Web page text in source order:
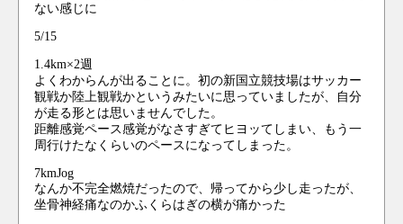
ない感じに
5/15
1.4km×2週
よくわからんが出ることに。初の新国立競技場はサッカー
観戦か陸上観戦かというみたいに思っていましたが、自分
が走る形とは思いませんでした。
距離感覚ペース感覚がなさすぎてヒヨッてしまい、もう一
周行けたなくらいのペースになってしまった。
7kmJog
なんか不完全燃焼だったので、帰ってから少し走ったが、
坐骨神経痛なのかふくらはぎの横が痛かった